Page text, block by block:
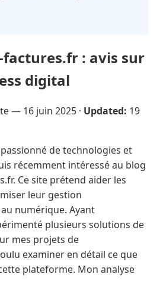
: avis sur
digital
— 16 juin 2025 · Updated: 19
de technologies et
récemment intéressé au blog
Ce site prétend aider les
leur gestion
numérique. Ayant
plusieurs solutions de
mes projets de
examiner en détail ce que
plateforme. Mon analyse